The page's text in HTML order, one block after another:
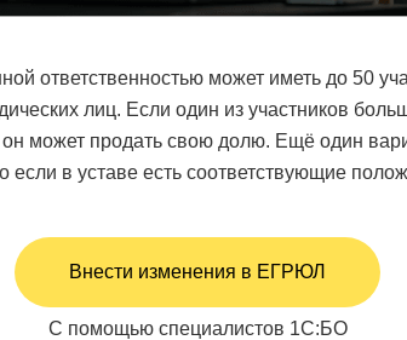
ответственностью может иметь до 50
лиц. Если один из участников
он может продать свою долю. Ещё один
если в уставе есть соответствующие
Внести изменения в ЕГРЮЛ
С помощью специалистов 1С:БО